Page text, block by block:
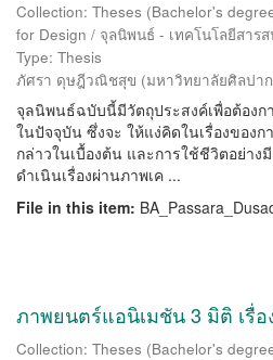
Collection: Theses (Bachelor's
for Design / จุลนิพนธ์ - เทคโนโลยีสาร
Type: Thesis
ภัศรา ดุษฎีวณิชสุข (มหาวิทยาลัยศิลปา
จุลนิพนธ์ฉบับนี้มีวัตถุประสงค์เพื่อต้องก
ในปัจจุบัน ซึ่งจะ ให้แง่คิดในเรื่องของก
กล่าวในเบื้องต้น และการใช้ชีวิตอย่าง
ดำเนินเรื่องผ่านภาพเค ...
File in this item:
ภาพยนตร์แอนิเมชัน 3 มิติ เรื่
Collection: Theses (Bachelor's